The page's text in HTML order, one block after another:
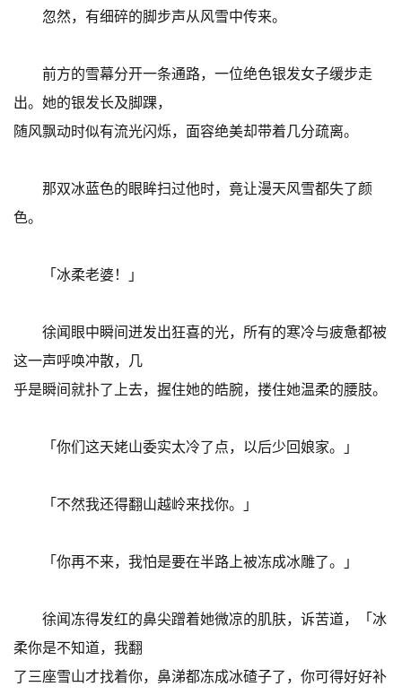
忽然，有细碎的脚步声从风雪中传来。
前方的雪幕分开一条通路，一位绝色银发女子缓步走
出。她的银发长及脚踝，
随风飘动时似有流光闪烁，面容绝美却带着几分疏离。
那双冰蓝色的眼眸扫过他时，竟让漫天风雪都失了颜
色。
「冰柔老婆！」
徐闻眼中瞬间迸发出狂喜的光，所有的寒冷与疲惫都被
这一声呼唤冲散，几
乎是瞬间就扑了上去，握住她的皓腕，搂住她温柔的腰肢。
「你们这天姥山委实太冷了点，以后少回娘家。」
「不然我还得翻山越岭来找你。」
「你再不来，我怕是要在半路上被冻成冰雕了。」
徐闻冻得发红的鼻尖蹭着她微凉的肌肤，诉苦道，「冰
柔你是不知道，我翻
了三座雪山才找着你，鼻涕都冻成冰碴子了，你可得好好补